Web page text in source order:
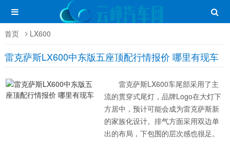
首页 LX600
雷克萨斯LX600中东版五座顶配行情报价 哪里有现车
雷克萨斯LX600车尾部采用了主
流的贯穿式尾灯，品牌Logo在大灯下
方居中，预计可能会成为雷克萨斯新
的家族化设计。排气方面采用双边单
出的布局，下包围的层次感也很足。